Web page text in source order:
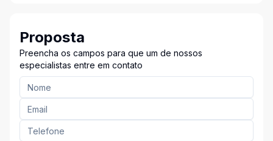
Proposta
Preencha os campos para que um de nossos
especialistas entre em contato